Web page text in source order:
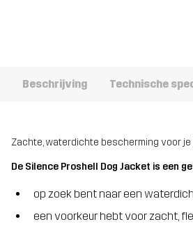
Beschrijving Technische
Zachte, waterdichte bescherming voor
De Silence Proshell Dog Jacket is een
op zoek bent naar een
een voorkeur hebt voor zacht,